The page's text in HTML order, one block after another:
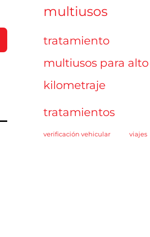
multiusos
tratamiento
multiusos para alto
kilometraje
tratamientos
verificación vehicular viajes